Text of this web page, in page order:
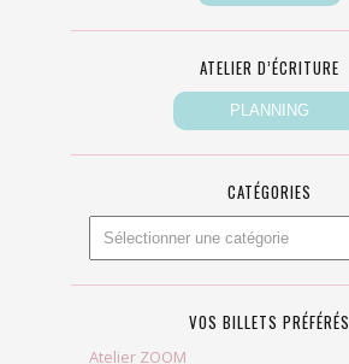
ATELIER D’ÉCRITURE
CATÉGORIES
VOS BILLETS PRÉFÉRÉS
Atelier ZOOM